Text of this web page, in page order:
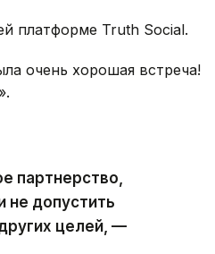
платформе Truth Social.
очень хорошая встреча!
партнерство,
не допустить
целей, —